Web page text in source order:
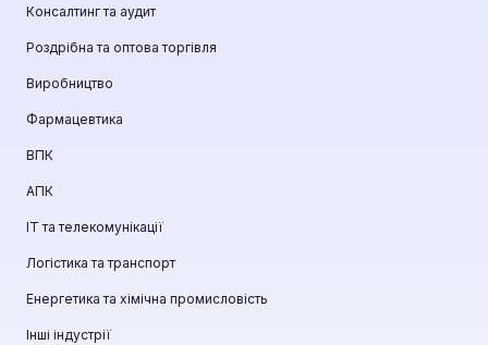
Консалтинг та аудит
Роздрібна та оптова торгівля
Виробництво
Фармацевтика
ВПК
АПК
ІТ та телекомунікації
Логістика та транспорт
Енергетика та хімічна промисловість
Інші індустрії